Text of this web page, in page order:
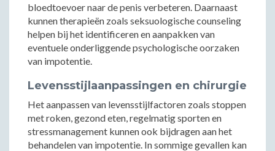
bloedtoevoer naar de penis verbeteren. Daarnaast
kunnen therapieën zoals seksuologische counseling
helpen bij het identificeren en aanpakken van
eventuele onderliggende psychologische oorzaken
van impotentie.
Levensstijlaanpassingen en chirurgie
Het aanpassen van levensstijlfactoren zoals stoppen
met roken, gezond eten, regelmatig sporten en
stressmanagement kunnen ook bijdragen aan het
behandelen van impotentie. In sommige gevallen kan